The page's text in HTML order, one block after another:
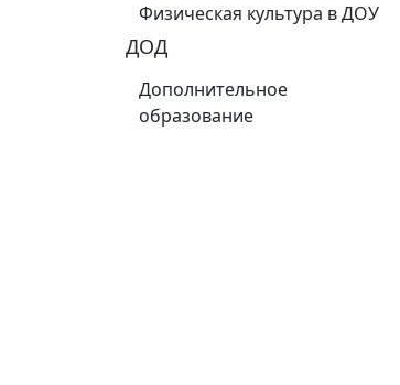
Физическая культура в ДОУ
ДОД
Дополнительное
образование